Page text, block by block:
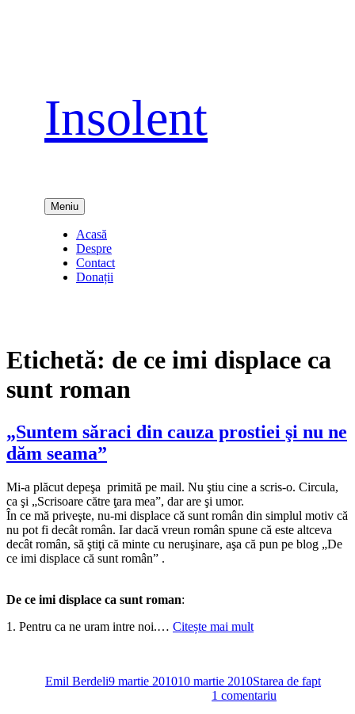
Insolent
Meniu
Acasă
Despre
Contact
Donații
Etichetă: de ce imi displace ca
sunt roman
„Suntem săraci din cauza prostiei şi nu ne
dăm seama”
Mi-a plăcut depeşa primită pe mail. Nu ştiu cine a scris-o. Circula,
ca şi „Scrisoare către ţara mea”, dar are şi umor.
În ce mă priveşte, nu-mi displace că sunt român din simplul motiv că
nu pot fi decât român. Iar dacă vreun român spune că este altceva
decât român, să ştiţi că minte cu neruşinare, aşa că pun pe blog „De
ce imi displace că sunt român” .
De ce imi displace ca sunt roman:
1. Pentru ca ne uram intre noi.… Citește mai mult
Emil Berdeli9 martie 201010 martie 2010Starea de fapt
1 comentariu